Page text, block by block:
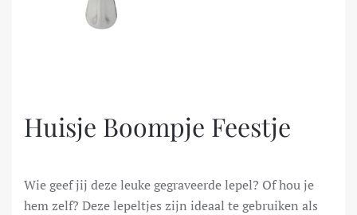
Huisje Boompje Feestje
Wie geef jij deze leuke gegraveerde lepel? Of hou je
hem zelf? Deze lepeltjes zijn ideaal te gebruiken als